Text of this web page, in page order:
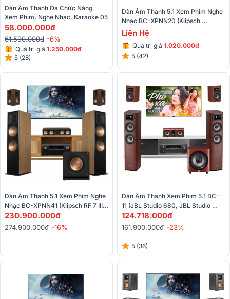
Dàn Âm Thanh Đa Chức Năng
Xem Phim, Nghe Nhạc, Karaoke 05
58.000.000đ
61.590.000đ -6%
Quà trị giá 1.250.000đ
5 (28)
Dàn Âm Thanh 5.1 Xem Phim Nghe
Nhạc BC-XPNN20 (Klipsch
8000F+Denon AVR
X3700H+BenQ TK800M...)
Liên Hệ
Quà trị giá 1.020.000đ
5 (42)
Dàn Âm Thanh 5.1 Xem Phim Nghe
Nhạc BC-XPNN41 (Klipsch RF 7 III,
RP-502S II, RC 64III, RP-1200SW,
Denon AVC-X8500HA)
230.900.000đ
274.900.000đ -16%
Dàn Âm Thanh Xem Phim 5.1 BC-
11 (JBL Studio 680, JBL Studio
610, JBL STUDIO 625C, Denon
AVC-X4800H, BL Studio 660P)
124.718.000đ
161.900.000đ -23%
5 (36)